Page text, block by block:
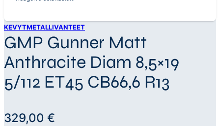
KEVYTMETALLIVANTEET
GMP Gunner Matt
Anthracite Diam 8,5×19
5/112 ET45 CB66,6 R13
329,00 €